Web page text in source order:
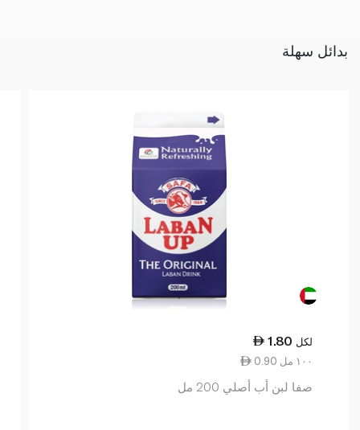
بدائل سهلة
1.80 لكل
0.90 ١٠٠ مل
صفا لبن أب أصلي 200 مل